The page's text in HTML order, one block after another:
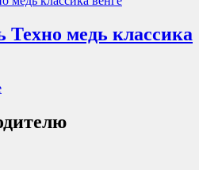
Техно медь классика